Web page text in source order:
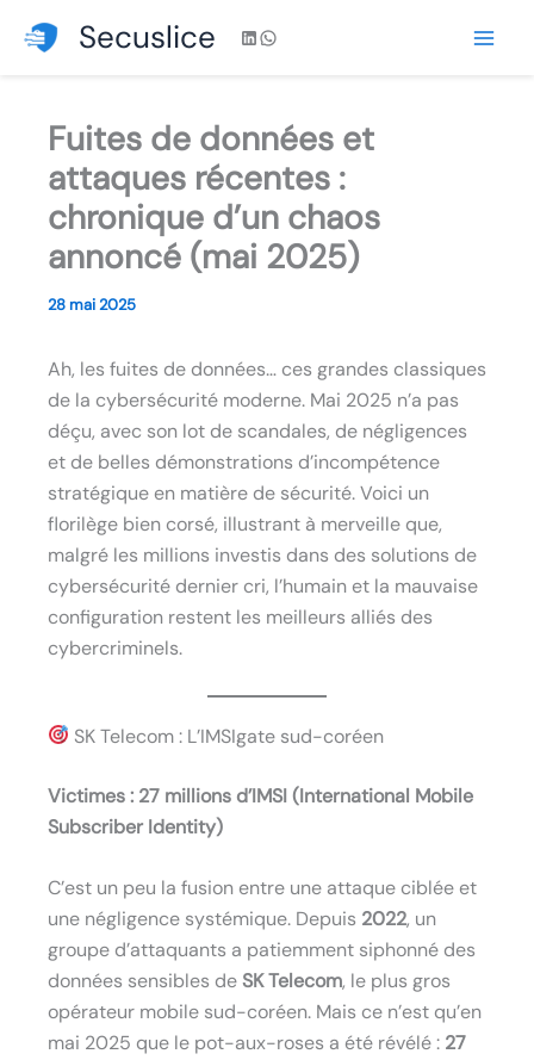
Secuslice LinkedIn
WhatsApp
Fuites de données et
attaques récentes :
chronique d’un chaos
annoncé (mai 2025)
28 mai 2025
Ah, les fuites de données… ces grandes classiques
de la cybersécurité moderne. Mai 2025 n’a pas
déçu, avec son lot de scandales, de négligences
et de belles démonstrations d’incompétence
stratégique en matière de sécurité. Voici un
florilège bien corsé, illustrant à merveille que,
malgré les millions investis dans des solutions de
cybersécurité dernier cri, l’humain et la mauvaise
configuration restent les meilleurs alliés des
cybercriminels.
SK Telecom : L’IMSIgate sud-coréen
Victimes : 27 millions d’IMSI (International Mobile
Subscriber Identity)
C’est un peu la fusion entre une attaque ciblée et
une négligence systémique. Depuis 2022, un
groupe d’attaquants a patiemment siphonné des
données sensibles deSK Telecom, le plus gros
opérateur mobile sud-coréen. Mais ce n’est qu’en
mai 2025 que le pot-aux-roses a été révélé : 27